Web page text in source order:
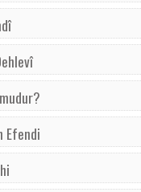
Efendi